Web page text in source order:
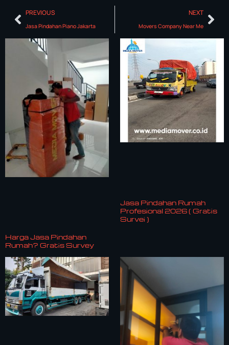
PREVIOUS
Jasa Pindahan Piano Jakarta
NEXT
Movers Company Near Me
Harga Jasa Pindahan
Rumah? Gratis Survey
Jasa Pindahan Rumah
Profesional 2026 ( Gratis
Survei )